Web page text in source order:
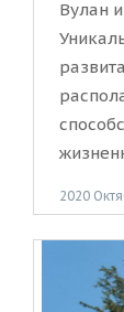
Вулан
2020